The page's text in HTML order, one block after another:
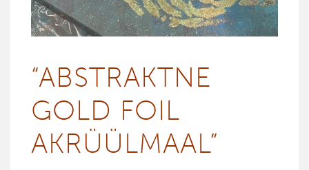
“ABST­RAKT­NE
GOLD FOIL
AKRÜÜL­MAAL”